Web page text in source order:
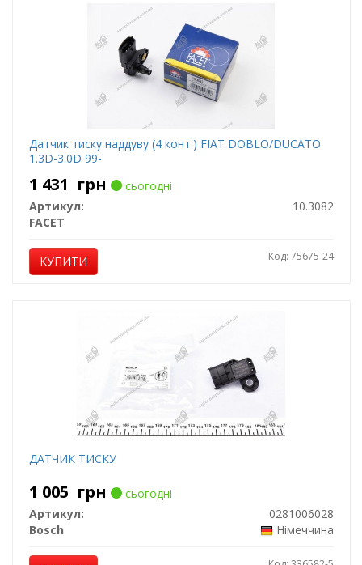
Датчик тиску наддуву (4 конт.) FIAT DOBLO/DUCATO
1.3D-3.0D 99-
1 431 грн
сьогодні
Артикул:
10.3082
FACET
КУПИТИ Код: 75675-24
ДАТЧИК ТИСКУ
1 005 грн
сьогодні
Артикул:
0281006028
Bosch
Німеччина